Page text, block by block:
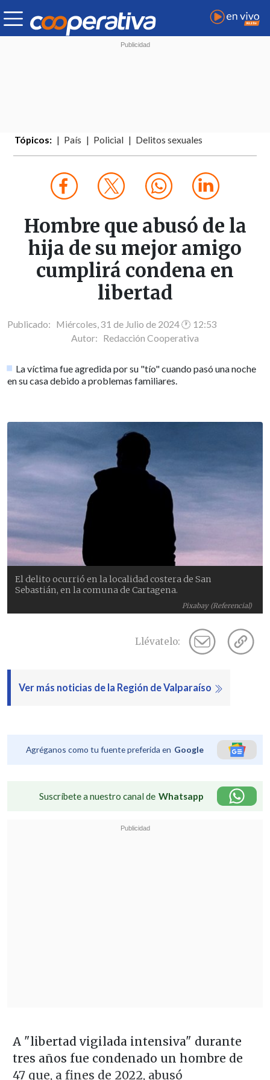
Tópicos: País Policial Delitos sexuales
Hombre que abusó de la
hija de su mejor amigo
cumplirá condena en
libertad
Publicado: Miércoles, 31 de Julio de 2024 🕐 12:53
Autor: Redacción Cooperativa
La víctima fue agredida por su "tío" cuando pasó una noche
en su casa debido a problemas familiares.
Pixabay (Referencial)
El delito ocurrió en la localidad costera de San
Sebastián, en la comuna de Cartagena.
Llévatelo:
Ver más noticias de la Región de Valparaíso
Agréganos como tu fuente preferida en Google
Suscríbete a nuestro canal de Whatsapp
A "libertad vigilada intensiva" durante
tres años fue condenado un hombre de
47 que, a fines de 2022, abusó